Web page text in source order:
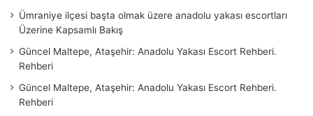
Ümraniye ilçesi başta olmak üzere anadolu yakası escortları
Üzerine Kapsamlı Bakış
Güncel Maltepe, Ataşehir: Anadolu Yakası Escort Rehberi.
Rehberi
Güncel Maltepe, Ataşehir: Anadolu Yakası Escort Rehberi.
Rehberi